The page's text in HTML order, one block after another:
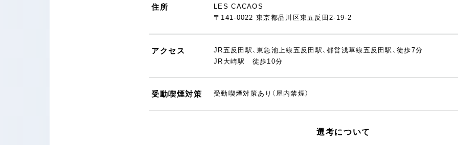
住所
LES CACAOS
〒141-0022 東京都品川区東五反田2-19-2
アクセス
JR五反田駅、東急池上線五反田駅、都営浅草線五反田駅、徒歩7分
JR大崎駅 徒歩10分
受動喫煙対策 受動喫煙対策あり（屋内禁煙）
選考について